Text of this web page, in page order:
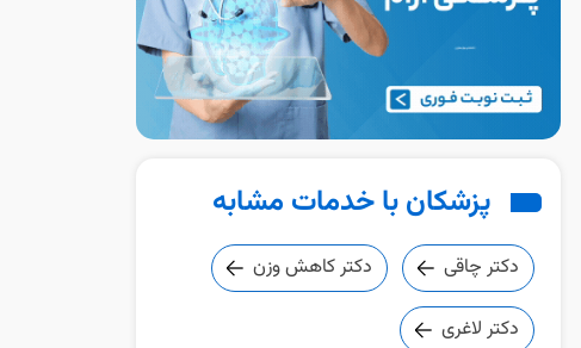
پزشکان با خدمات مشابه
دکتر چاقی دکتر کاهش وزن
دکتر لاغری